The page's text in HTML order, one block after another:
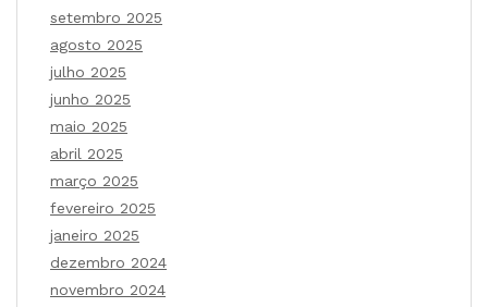
setembro 2025
agosto 2025
julho 2025
junho 2025
maio 2025
abril 2025
março 2025
fevereiro 2025
janeiro 2025
dezembro 2024
novembro 2024